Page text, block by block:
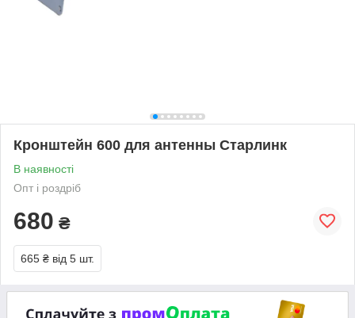
Кронштейн 600 для антенны Старлинк
В наявності
Опт і роздріб
680 ₴
665 ₴ від 5 шт.